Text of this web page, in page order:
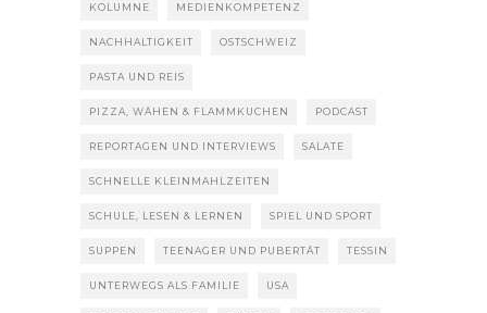
KOLUMNE MEDIENKOMPETENZ
NACHHALTIGKEIT OSTSCHWEIZ
PASTA UND REIS
PIZZA, WÄHEN & FLAMMKUCHEN PODCAST
REPORTAGEN UND INTERVIEWS SALATE
SCHNELLE KLEINMAHLZEITEN
SCHULE, LESEN & LERNEN SPIEL UND SPORT
SUPPEN TEENAGER UND PUBERTÄT TESSIN
UNTERWEGS ALS FAMILIE USA